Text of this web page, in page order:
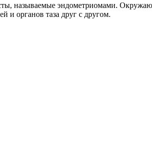
называемые эндометриомами.
и органов таза друг с другом.